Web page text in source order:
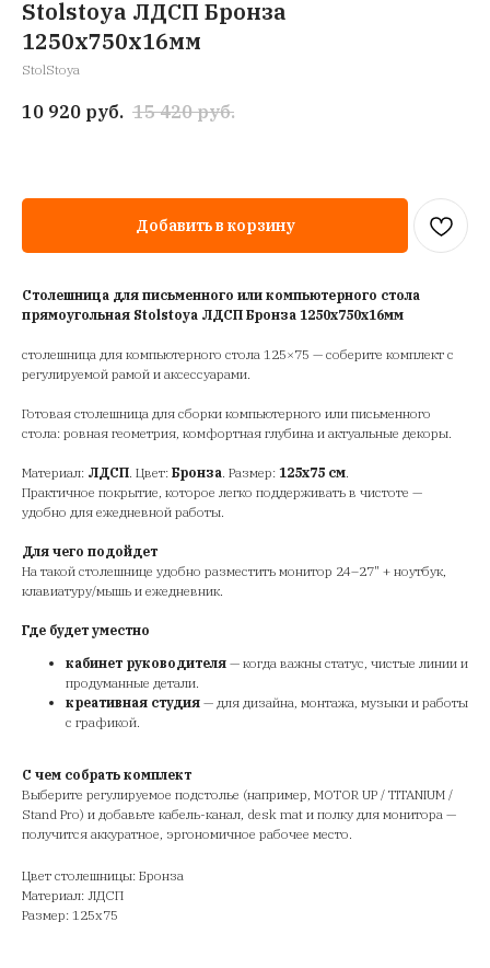
Stolstoya ЛДСП Бронза
1250х750х16мм
StolStoya
10 920 руб. 15 420 руб.
Добавить в корзину
Столешница для письменного или компьютерного стола
прямоугольная Stolstoya ЛДСП Бронза 1250х750х16мм
столешница для компьютерного стола 125×75 — соберите комплект с
регулируемой рамой и аксессуарами.
Готовая столешница для сборки компьютерного или письменного
стола: ровная геометрия, комфортная глубина и актуальные декоры.
Материал: ЛДСП. Цвет: Бронза. Размер: 125х75 см.
Практичное покрытие, которое легко поддерживать в чистоте —
удобно для ежедневной работы.
Для чего подойдет
На такой столешнице удобно разместить монитор 24–27" + ноутбук,
клавиатуру/мышь и ежедневник.
Где будет уместно
кабинет руководителя — когда важны статус, чистые линии и
продуманные детали.
креативная студия — для дизайна, монтажа, музыки и работы
с графикой.
С чем собрать комплект
Выберите регулируемое подстолье (например, MOTOR UP / TITANIUM /
Stand Pro) и добавьте кабель-канал, desk mat и полку для монитора —
получится аккуратное, эргономичное рабочее место.
Цвет столешницы: Бронза
Материал: ЛДСП
Размер: 125х75